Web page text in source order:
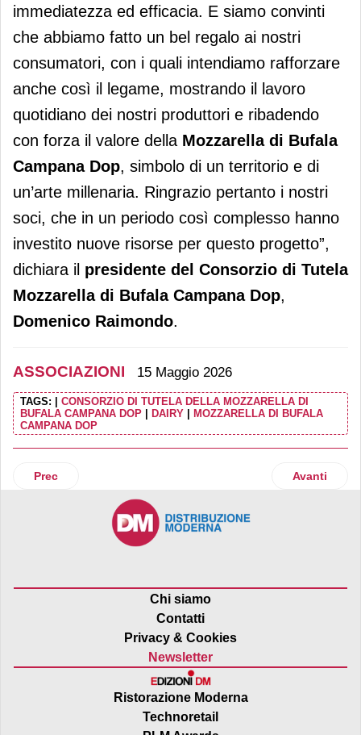
immediatezza ed efficacia. E siamo convinti
che abbiamo fatto un bel regalo ai nostri
consumatori, con i quali intendiamo rafforzare
anche così il legame, mostrando il lavoro
quotidiano dei nostri produttori e ribadendo
con forza il valore della Mozzarella di Bufala
Campana Dop, simbolo di un territorio e di
un’arte millenaria. Ringrazio pertanto i nostri
soci, che in un periodo così complesso hanno
investito nuove risorse per questo progetto”,
dichiara il presidente del Consorzio di Tutela
Mozzarella di Bufala Campana Dop,
Domenico Raimondo.
ASSOCIAZIONI 15 Maggio 2026
TAGS:
CONSORZIO DI TUTELA DELLA MOZZARELLA DI
BUFALA CAMPANA DOP
DAIRY
MOZZARELLA DI BUFALA
CAMPANA DOP
Articolo precedente: Pomodoro da industria: depositati i
Prec Articolo
Avanti
Chi siamo
Contatti
Privacy & Cookies
Newsletter
Ristorazione Moderna
Technoretail